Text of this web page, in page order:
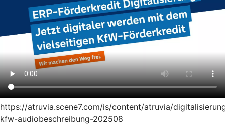
https://atruvia.scene7.com/is/content/atruvia/
kfw-audiobeschreibung-202508